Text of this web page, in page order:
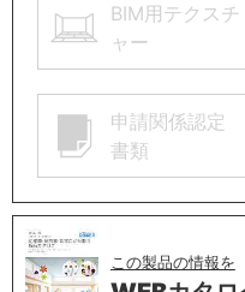
BIM用テクスチ
ャー
申請関係認定
書類
この製品の情報を